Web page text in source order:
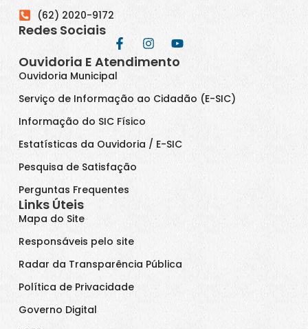
(62) 2020-9172
Redes Sociais
Ouvidoria E Atendimento
Ouvidoria Municipal
Serviço de Informação ao Cidadão (E-SIC)
Informação do SIC Físico
Estatísticas da Ouvidoria / E-SIC
Pesquisa de Satisfação
Perguntas Frequentes
Links Úteis
Mapa do Site
Responsáveis pelo site
Radar da Transparência Pública
Política de Privacidade
Governo Digital